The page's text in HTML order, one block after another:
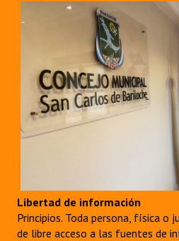
Libertad de información
Principios. Toda persona, física o
de libre acceso a las fuentes de